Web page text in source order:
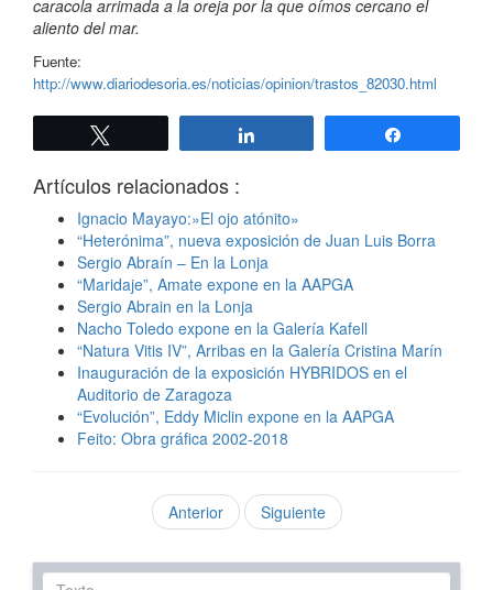
caracola arrimada a la oreja por la que oímos cercano el
aliento del mar.
Fuente:
http://www.diariodesoria.es/noticias/opinion/trastos_82030.html
Artículos relacionados :
Ignacio Mayayo:»El ojo atónito»
“Heterónima”, nueva exposición de Juan Luis Borra
Sergio Abraín – En la Lonja
“Maridaje”, Amate expone en la AAPGA
Sergio Abrain en la Lonja
Nacho Toledo expone en la Galería Kafell
“Natura Vitis IV”, Arribas en la Galería Cristina Marín
Inauguración de la exposición HYBRIDOS en el
Auditorio de Zaragoza
“Evolución”, Eddy Miclin expone en la AAPGA
Feito: Obra gráfica 2002-2018
Anterior Siguiente
Texto